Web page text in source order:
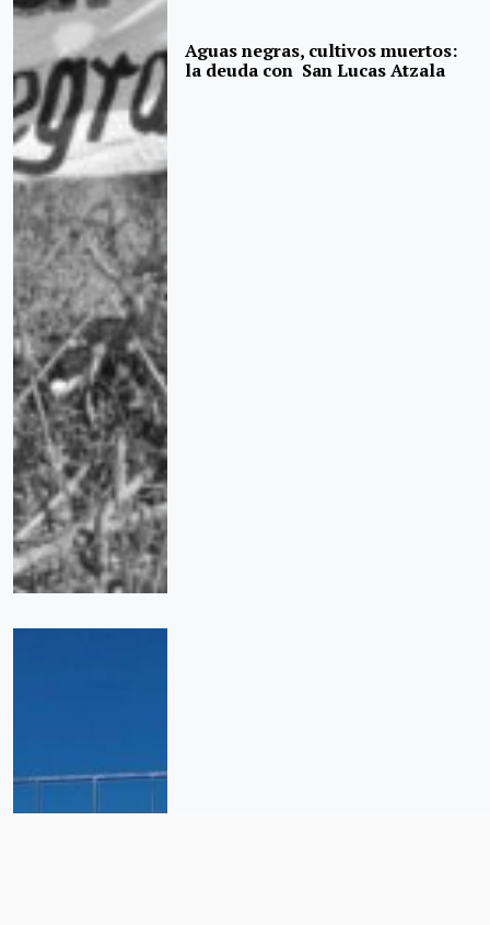
Aguas negras, cultivos muertos:
la deuda con San Lucas Atzala